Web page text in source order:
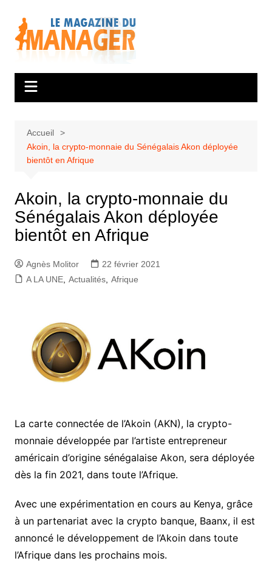
contenu
Accueil
Akoin, la crypto-monnaie du Sénégalais Akon déployée
bientôt en Afrique
Akoin, la crypto-monnaie du
Sénégalais Akon déployée
bientôt en Afrique
Agnès Molitor
22 février 2021
A LA UNE, Actualités, Afrique
La carte connectée de l’Akoin (AKN), la crypto-
monnaie développée par l’artiste entrepreneur
américain d’origine sénégalaise Akon, sera déployée
dès la fin 2021, dans toute l’Afrique.
Avec une expérimentation en cours au Kenya, grâce
à un partenariat avec la crypto banque, Baanx, il est
annoncé le développement de l’Akoin dans toute
l’Afrique dans les prochains mois.